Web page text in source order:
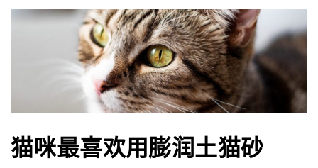
猫咪最喜欢用膨润土猫砂